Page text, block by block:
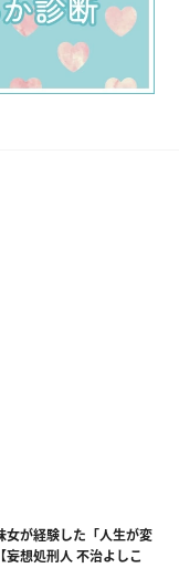
が経験した「人生が変
想処刑人 不治よしこ